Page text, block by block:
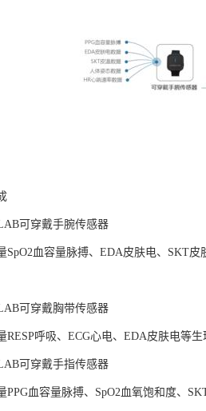
可穿戴手腕传感器
SpO2血容量脉搏、EDA皮肤电、SKT
可穿戴胸带传感器
RESP呼吸、ECG心电、EDA皮肤电等
可穿戴手指传感器
PPG血容量脉搏、SpO2血氧饱和度、